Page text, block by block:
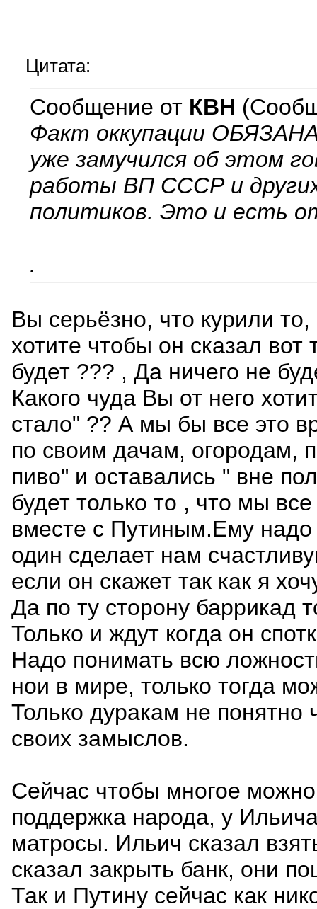
Цитата:
Сообщение от КВН
Факт оккупации
уже замучился об этом
работы ВП СССР и
политиков. Это и есть
.
Вы серьёзно, что курили
хотите чтобы он сказал вот
будет ??? , Да ничего не
Какого чуда Вы от него
стало" ?? А мы бы все это
по своим дачам, огородам,
пиво" и оставались " вне
будет только то , что мы
вместе с Путиным.Ему надо
один сделает нам
если он скажет так как я
Да по ту сторону баррикад
Только и ждут когда он
Надо понимать всю
нои в мире, только тогда
Только дуракам не
своих замыслов.
Сейчас чтобы многое
поддержка народа, у
матросы. Ильич сказал
сказал закрыть банк, они
Так и Путину сейчас как